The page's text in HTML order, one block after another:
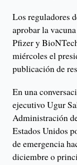
Los reguladores
aprobar la
Pfizer y
miércoles el
publicación de
En una
ejecutivo Ugur
Administración
Estados Unidos
de emergencia
diciembre o